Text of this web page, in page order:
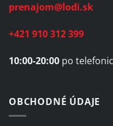
prenajom@lodi.sk
+421 910 312 399
10:00-20:00 po
OBCHODNÉ ÚDAJE